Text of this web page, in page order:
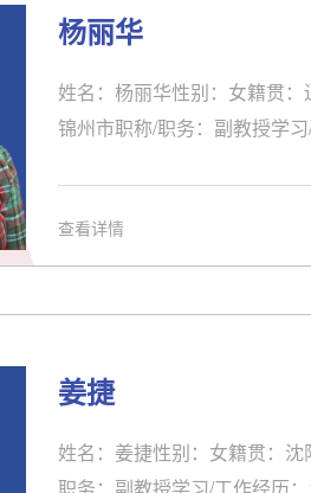
获校优秀共产党员，校“三育人
人，校优秀工会干部及校工会
人教学/指导研究生情况：教授
语读写，大学英语视听说及全
巧发表论文/...
杨丽华
姓名：杨丽华性别：女籍贯：
锦州市职称/职务：副教授学
5 北京外国语大学学习兼职情
科研/获奖情况：课题：有效
学生英语翻译能力 助力中国文
世界，沈阳药科大学中青年支
项目，2015年获奖：2017年
大学教学成果二等奖教学/指导
查看详情
姜捷
姓名：姜捷性别：女籍贯：沈